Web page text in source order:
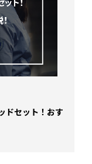
ドセット！おす